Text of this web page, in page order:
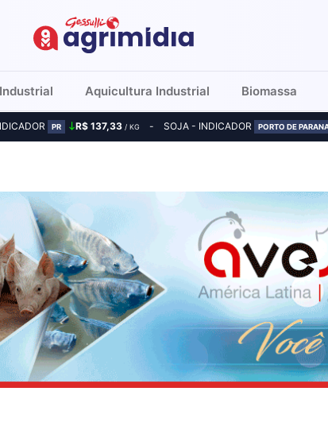
Aquicultura Industrial Biomassa
PR R$ 137,33/ KG SOJA - INDICADOR PORTO DE